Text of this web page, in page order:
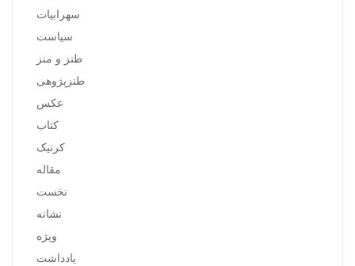
سهرابیات
سیاست
طنز و منز
طنزپژوهی
عکس
کتاب
کرتیک
مقاله
نخست
نشانه
ویژه
یادداشت